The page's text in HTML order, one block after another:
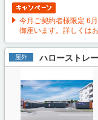
今月ご契約者様限定 6
御座います。詳しくは
屋外 ハローストレ